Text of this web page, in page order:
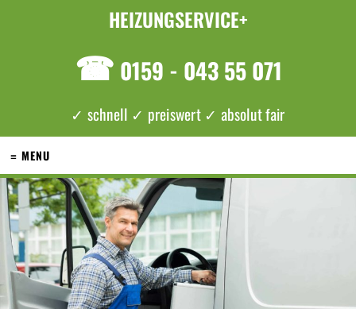
HEIZUNGSERVICE+
☎ 0159 - 043 55 071
✓ schnell ✓ preiswert ✓ absolut fair
≡ MENU